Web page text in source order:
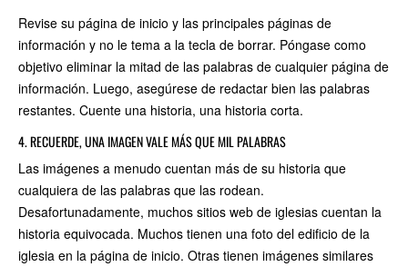
Revise su página de inicio y las principales páginas de
información y no le tema a la tecla de borrar. Póngase como
objetivo eliminar la mitad de las palabras de cualquier página de
información. Luego, asegúrese de redactar bien las palabras
restantes. Cuente una historia, una historia corta.
4. RECUERDE, UNA IMAGEN VALE MÁS QUE MIL PALABRAS
Las imágenes a menudo cuentan más de su historia que
cualquiera de las palabras que las rodean.
Desafortunadamente, muchos sitios web de iglesias cuentan la
historia equivocada. Muchos tienen una foto del edificio de la
iglesia en la página de inicio. Otras tienen imágenes similares